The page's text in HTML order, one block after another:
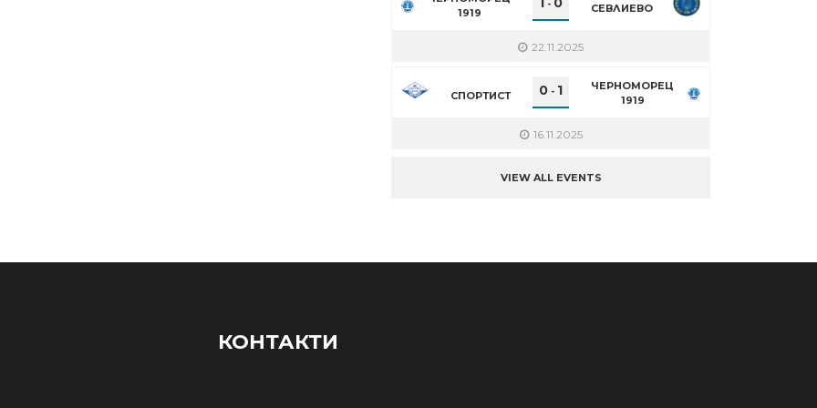
1919
- СЕВЛИЕВО
22.11.2025
СПОРТИСТ 0 - 1
ЧЕРНОМОРЕЦ
1919
16.11.2025
VIEW ALL EVENTS
КОНТАКТИ